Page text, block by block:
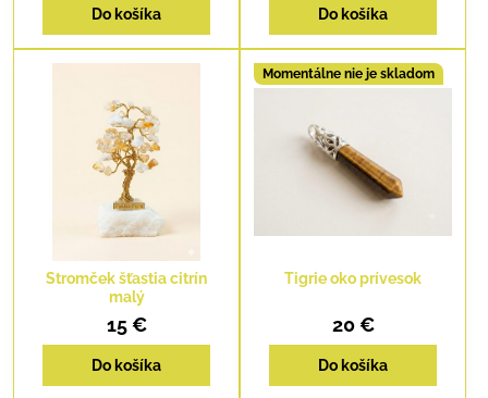
Do košíka Do košíka
Stromček šťastia citrín
malý
15 €
Do košíka
Momentálne nie je skladom
Tigrie oko prívesok
20 €
Do košíka